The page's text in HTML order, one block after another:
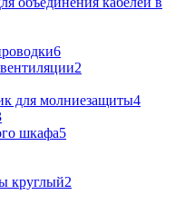
6
2
для молниезащиты4
шкафа5
круглый2